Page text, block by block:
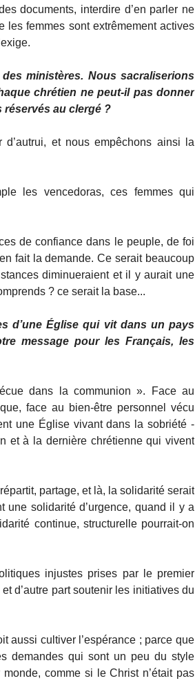
documents, interdire d’en parler ne
les femmes sont extrêmement actives
ministères. Nous sacraliserions
chrétien ne peut-il pas donner
au clergé ?
et nous empêchons ainsi la
les vencedoras, ces femmes qui
de confiance dans le peuple, de foi
fait la demande. Ce serait beaucoup
diminueraient et il y aurait une
? ce serait la base...
d’une Église qui vit dans un pays
message pour les Français, les
dans la communion ». Face au
face au bien-être personnel vécu
une Église vivant dans la sobriété -
et à la dernière chrétienne qui vivent
partage, et là, la solidarité serait
une solidarité d’urgence, quand il y a
continue, structurelle pourrait-on
injustes prises par le premier
d’autre part soutenir les initiatives du
aussi cultiver l’espérance ; parce que
demandes qui sont un peu du style
comme si le Christ n’était pas